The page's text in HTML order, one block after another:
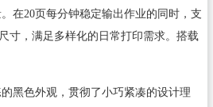
在20页每分钟稳定输出作业的同时，支
寸，满足多样化的日常打印需求。搭载
色外观，贯彻了小巧紧凑的设计理